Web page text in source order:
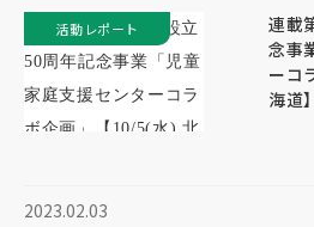
連載
念事
ーコ
海道】
2023.02.03
活動レポート